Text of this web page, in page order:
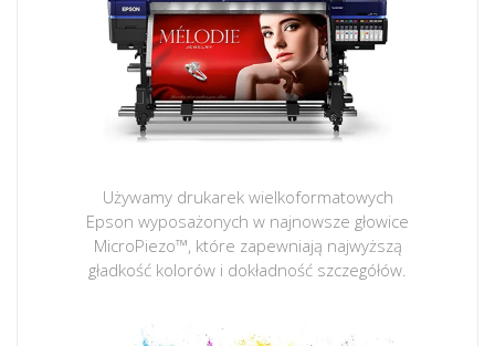
Używamy drukarek wielkoformatowych
Epson wyposażonych w najnowsze głowice
MicroPiezo™, które zapewniają najwyższą
gładkość kolorów i dokładność szczegółów.